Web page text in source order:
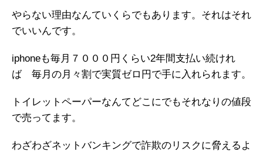
やらない理由なんていくらでもあります。それはそれ
でいいんです。
iphoneも毎月７０００円くらい2年間支払い続けれ
ば 毎月の月々割で実質ゼロ円で手に入れられます。
トイレットペーパーなんてどこにでもそれなりの値段
で売ってます。
わざわざネットバンキングで詐欺のリスクに脅えるよ